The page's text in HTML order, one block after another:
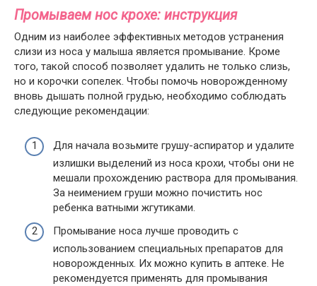
Промываем нос крохе: инструкция
Одним из наиболее эффективных методов устранения
слизи из носа у малыша является промывание. Кроме
того, такой способ позволяет удалить не только слизь,
но и корочки сопелек. Чтобы помочь новорожденному
вновь дышать полной грудью, необходимо соблюдать
следующие рекомендации:
Для начала возьмите грушу-аспиратор и удалите
излишки выделений из носа крохи, чтобы они не
мешали прохождению раствора для промывания.
За неимением груши можно почистить нос
ребенка ватными жгутиками.
Промывание носа лучше проводить с
использованием специальных препаратов для
новорожденных. Их можно купить в аптеке. Не
рекомендуется применять для промывания